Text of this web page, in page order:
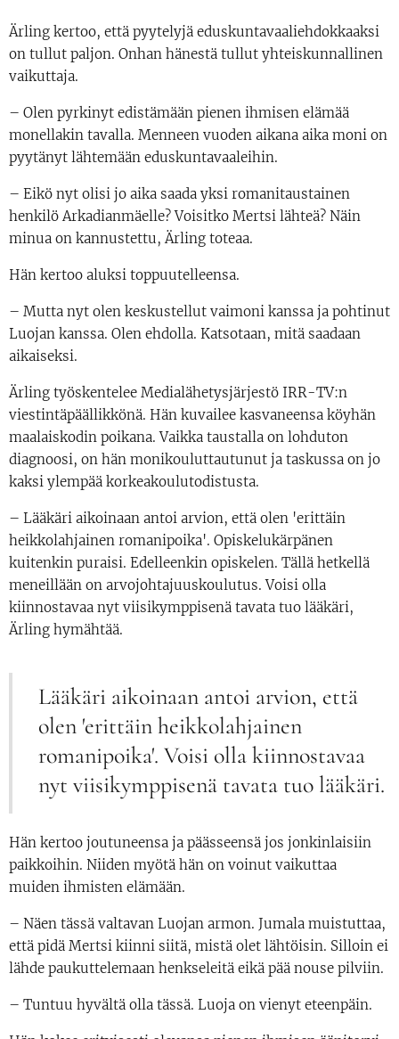
Ärling kertoo, että pyytelyjä eduskuntavaaliehdokkaaksi
on tullut paljon. Onhan hänestä tullut yhteiskunnallinen
vaikuttaja.
– Olen pyrkinyt edistämään pienen ihmisen elämää
monellakin tavalla. Menneen vuoden aikana aika moni on
pyytänyt lähtemään eduskuntavaaleihin.
– Eikö nyt olisi jo aika saada yksi romanitaustainen
henkilö Arkadianmäelle? Voisitko Mertsi lähteä? Näin
minua on kannustettu, Ärling toteaa.
Hän kertoo aluksi toppuutelleensa.
– Mutta nyt olen keskustellut vaimoni kanssa ja pohtinut
Luojan kanssa. Olen ehdolla. Katsotaan, mitä saadaan
aikaiseksi.
Ärling työskentelee Medialähetysjärjestö IRR-TV:n
viestintäpäällikkönä. Hän kuvailee kasvaneensa köyhän
maalaiskodin poikana. Vaikka taustalla on lohduton
diagnoosi, on hän monikouluttautunut ja taskussa on jo
kaksi ylempää korkeakoulutodistusta.
– Lääkäri aikoinaan antoi arvion, että olen 'erittäin
heikkolahjainen romanipoika'. Opiskelukärpänen
kuitenkin puraisi. Edelleenkin opiskelen. Tällä hetkellä
meneillään on arvojohtajuuskoulutus. Voisi olla
kiinnostavaa nyt viisikymppisenä tavata tuo lääkäri,
Ärling hymähtää.
Lääkäri aikoinaan antoi arvion, että
olen 'erittäin heikkolahjainen
romanipoika'. Voisi olla kiinnostavaa
nyt viisikymppisenä tavata tuo lääkäri.
Hän kertoo joutuneensa ja päässeensä jos jonkinlaisiin
paikkoihin. Niiden myötä hän on voinut vaikuttaa
muiden ihmisten elämään.
– Näen tässä valtavan Luojan armon. Jumala muistuttaa,
että pidä Mertsi kiinni siitä, mistä olet lähtöisin. Silloin ei
lähde paukuttelemaan henkseleitä eikä pää nouse pilviin.
– Tuntuu hyvältä olla tässä. Luoja on vienyt eteenpäin.